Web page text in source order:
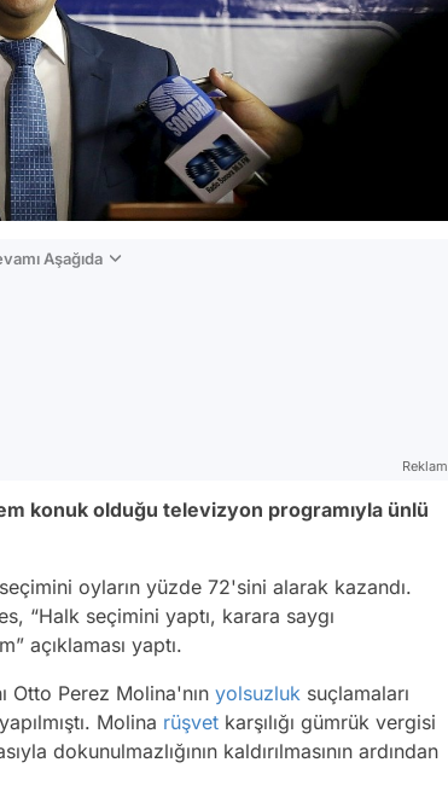
Aşağıda
Reklam
konuk olduğu televizyon programıyla ünlü
oyların yüzde 72'sini alarak kazandı.
“Halk seçimini yaptı, karara saygı
açıklaması yaptı.
Otto Perez Molina'nın yolsuzluk suçlamaları
Molina rüşvet karşılığı gümrük vergisi
dokunulmazlığının kaldırılmasının ardından